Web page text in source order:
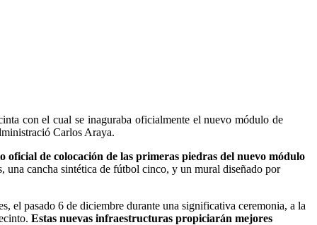
con el cual se inaguraba oficialmente el nuevo módulo de
Carlos Araya.
de colocación de las primeras piedras del nuevo módulo
cancha sintética de fútbol cinco, y un mural diseñado por
el pasado 6 de diciembre durante una significativa ceremonia, a la
Estas nuevas infraestructuras propiciarán mejores